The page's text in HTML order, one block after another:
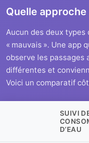
Quelle
Aucun des deux types
« mauvais ». Une app
observe les passages
différentes et
Voici un comparatif
SUIVI
D’EAU